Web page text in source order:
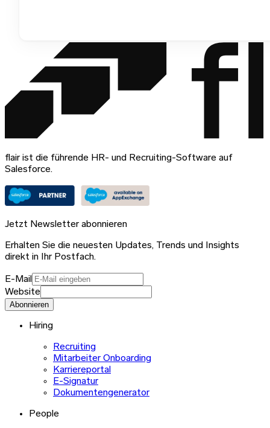
flair ist die führende HR- und Recruiting-Software auf
Salesforce.
Jetzt Newsletter abonnieren
Erhalten Sie die neuesten Updates, Trends und Insights
direkt in Ihr Postfach.
E-Mail
Website
Abonnieren
Hiring
Recruiting
Mitarbeiter Onboarding
Karriereportal
E-Signatur
Dokumentengenerator
People